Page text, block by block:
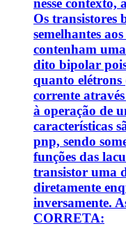
Os transistores
semelhantes
contenham
dito bipolar
quanto
corrente
à operação de
características
pnp, sendo
funções das
transistor uma
diretamente
inversamente.
CORRETA: